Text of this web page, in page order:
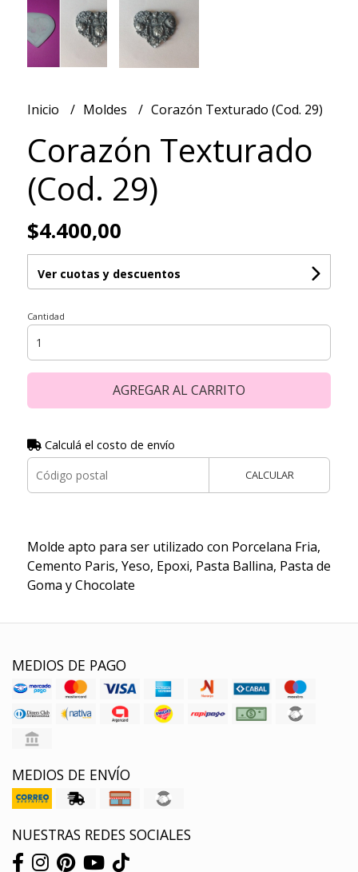
Inicio Moldes Corazón Texturado (Cod. 29)
Corazón Texturado
(Cod. 29)
$4.400,00
Ver cuotas y descuentos
Cantidad
AGREGAR AL CARRITO
Calculá el costo de envío
CALCULAR
Molde apto para ser utilizado con Porcelana Fria,
Cemento Paris, Yeso, Epoxi, Pasta Ballina, Pasta de
Goma y Chocolate
MEDIOS DE PAGO
MEDIOS DE ENVÍO
NUESTRAS REDES SOCIALES